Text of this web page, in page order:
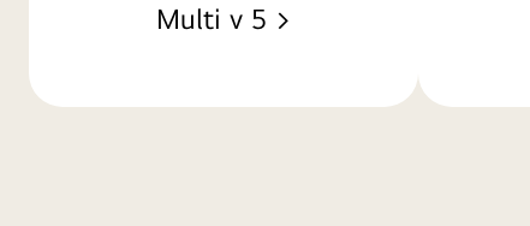
Multi v 5 >